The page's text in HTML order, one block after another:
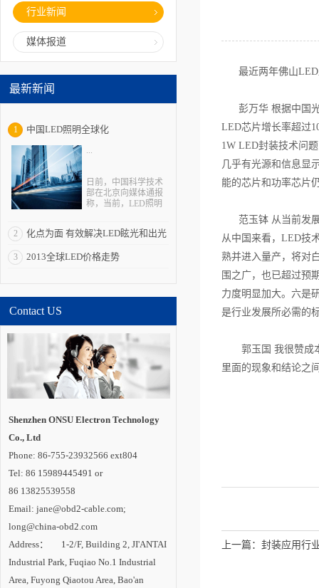
行业新闻
媒体报道
最新新闻
1 中国LED照明全球化
...
日前，中国科学技术
部在北京向媒体通报
称，当前，LED照明
应，被全球多个国家
业。“LED照明是一个
环”。 在与发达国
合作计划，中国半导
体照明国家重点实验
室在荷兰代尔夫特大
学建立海外研发实体
机构“国际开放创新中
心”，并共同培养博士
及博士后。中国还与
应用、标准检测、示
范工程评价和产品循
斯、南非建立“金砖国
家半导体照明合作平
设。 内专家认
为，LED照明已成为
命，在照明产业变革
着技术进步的推动和
市场需求的拉动，
2 化点为面 有效解决LED眩光和出光
效率低问题
3 2013全球LED价格走势
Contact US
Shenzhen ONSU Electron Technology
Co., Ltd
Phone: 86-755-23932566 ext804
Tel: 86 15989445491 or
86 13825539558
Email: jane@obd2-cable.com;
long@china-obd2.com
Address： 1-2/F, Building 2, JI'ANTAI
Industrial Park, Fuqiao No.1 Industrial
Area, Fuyong Qiaotou Area, Bao'an
最近两年佛山LED
彭万华 根据中国光
LED芯片增长率超过
1W LED封装技术问
几乎有光源和信息显
能的芯片和功率芯片
范玉钵 从当前发展
从中国来看，LED技
熟并进入量产，将对
围之广，也已超过预
力度明显加大。六是
是行业发展所必需的
郭玉国 我很赞成本
里面的现象和结论之
上一篇： 封装应用行